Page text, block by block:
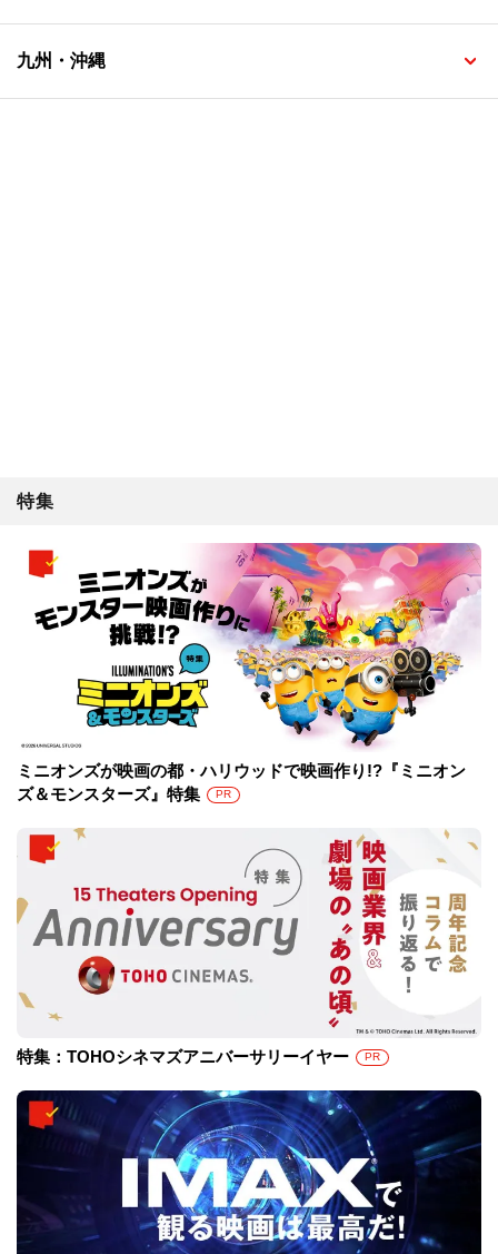
九州・沖縄
特集
ミニオンズが映画の都・ハリウッドで映画作り!?『ミニオン
ズ＆モンスターズ』特集
PR
特集：TOHOシネマズアニバーサリーイヤー PR